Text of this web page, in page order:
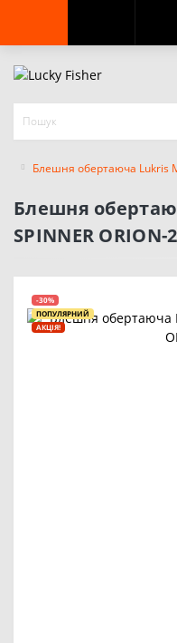
Блешня обертаюча Lukris
Блешня
SPINNER ORION-
-30%
ПОПУЛЯРНИЙ
АКЦІЯ!